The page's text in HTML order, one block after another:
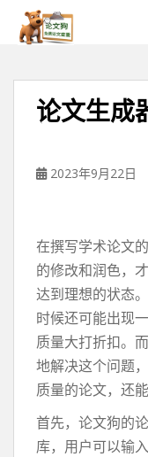
论文生成
2023年9月22日
在撰写学术论文
的修改和润色，
达到理想的状态
时候还可能出现
质量大打折扣。
地解决这个问题
质量的论文，还
首先，论文狗的
库，用户可以输